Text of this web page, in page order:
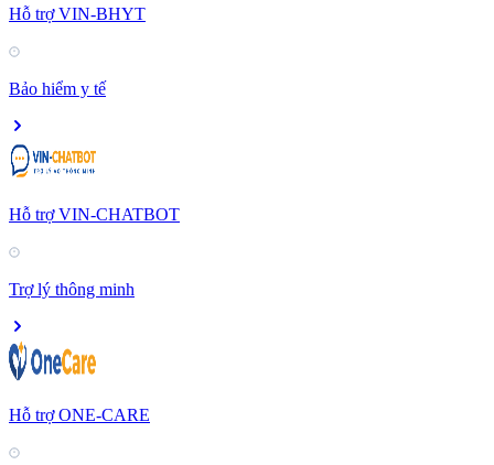
Hỗ trợ VIN-BHYT
Bảo hiểm y tế
Hỗ trợ VIN-CHATBOT
Trợ lý thông minh
Hỗ trợ ONE-CARE